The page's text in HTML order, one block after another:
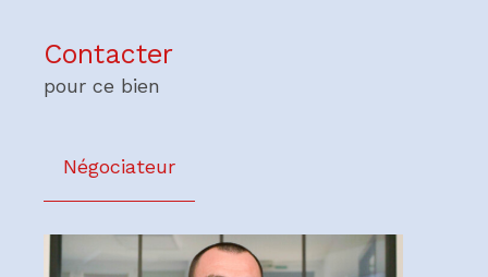
Contacter
pour ce bien
Négociateur